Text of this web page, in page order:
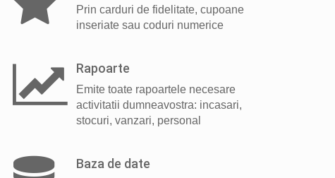
Prin carduri de fidelitate, cupoane
inseriate sau coduri numerice
Rapoarte
Emite toate rapoartele necesare
activitatii dumneavostra: incasari,
stocuri, vanzari, personal
Baza de date